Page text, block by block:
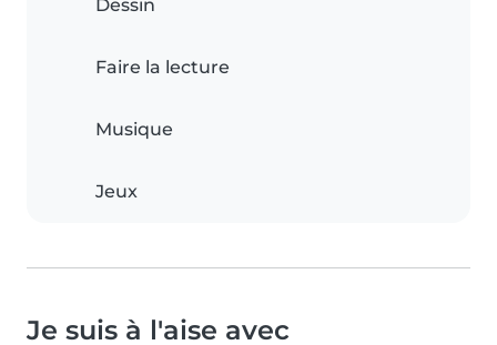
Dessin
Faire la lecture
Musique
Jeux
Je suis à l'aise avec